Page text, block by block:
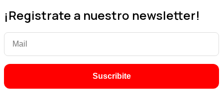
¡Registrate a nuestro newsletter!